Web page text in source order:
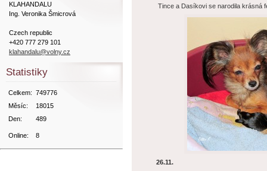
Tince a Dasíkovi se narodila krásná
26.11.
KLAHANDALU
Ing. Veronika Šmicrová
Czech republic
+420 777 279 101
klahandalu@volny.cz
Statistiky
Online: 8
Celkem: 749776
Měsíc:
18015
Den:
489